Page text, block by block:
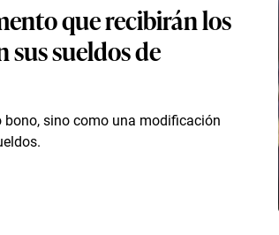
que recibirán los
sus sueldos de
bono, sino como una modificación